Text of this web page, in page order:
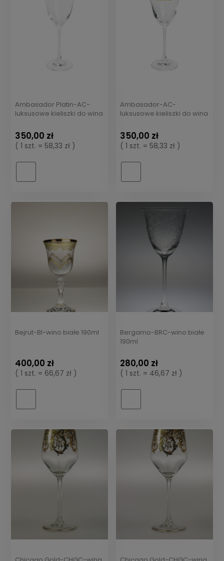
Ambasador Platin-AC-
luksusowe kieliszki do wina
350,00 zł
( 1 szt. = 58,33 zł )
Ambasador-AC-
luksusowe kieliszki do wina
350,00 zł
( 1 szt. = 58,33 zł )
Bejrut-BI-wino białe 190ml
400,00 zł
( 1 szt. = 66,67 zł )
Bergamo-BRC-wino białe
190ml
280,00 zł
( 1 szt. = 46,67 zł )